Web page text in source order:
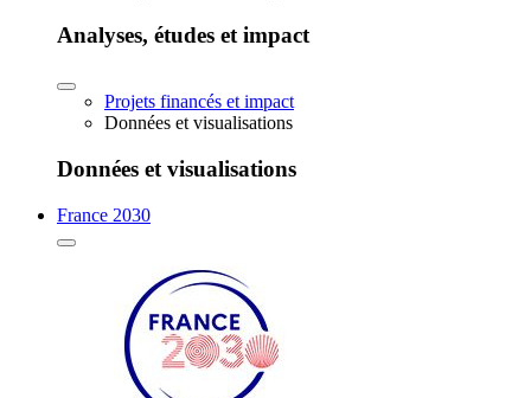
Analyses, études et impact
Projets financés et impact
Données et visualisations
Données et visualisations
France 2030